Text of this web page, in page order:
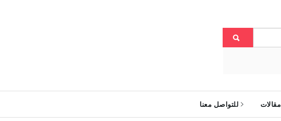
مقالات للتواصل معنا